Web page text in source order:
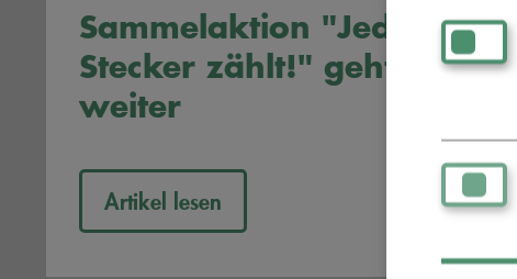
Sammelaktion "Jeder
Stecker zählt!" geht
weiter
Artikel lesen